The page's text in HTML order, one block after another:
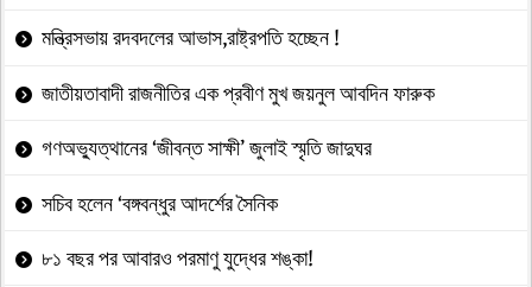
মন্ত্রিসভায় রদবদলের আভাস,রাষ্ট্রপতি হচ্ছেন !
জাতীয়তাবাদী রাজনীতির এক প্রবীণ মুখ জয়নুল আবদিন ফারুক
গণঅভ্যুত্থানের ‘জীবন্ত সাক্ষী’ জুলাই স্মৃতি জাদুঘর
সচিব হলেন ‘বঙ্গবন্ধুর আদর্শের সৈনিক
৮১ বছর পর আবারও পরমাণু যুদ্ধের শঙ্কা!